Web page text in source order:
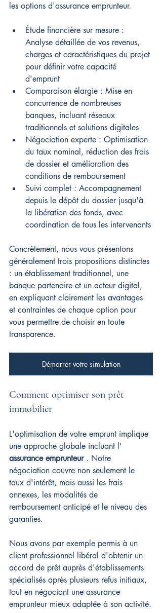
les options d'assurance emprunteur.
Étude financière sur mesure :
Analyse détaillée de vos revenus,
charges et caractéristiques du projet
pour définir votre capacité
d'emprunt
Comparaison élargie : Mise en
concurrence de nombreuses
banques, incluant réseaux
traditionnels et solutions digitales
Négociation experte : Optimisation
du taux nominal, réduction des frais
de dossier et amélioration des
conditions de remboursement
Suivi complet : Accompagnement
depuis le dépôt du dossier jusqu'à
la libération des fonds, avec
coordination de tous les intervenants
Concrètement, nous vous présentons
généralement trois propositions distinctes
: un établissement traditionnel, une
banque partenaire et un acteur digital,
en expliquant clairement les avantages
et contraintes de chaque option pour
vous permettre de choisir en toute
transparence.
Démarrer votre simulation
Comment optimiser son prêt
immobilier
L'optimisation de votre emprunt implique
une approche globale incluant l'
assurance emprunteur . Notre
négociation couvre non seulement le
taux d'intérêt, mais aussi les frais
annexes, les modalités de
remboursement anticipé et le niveau des
garanties.
Nous avons par exemple permis à un
client professionnel libéral d'obtenir un
accord de prêt auprès d'établissements
spécialisés après plusieurs refus initiaux,
tout en négociant une assurance
emprunteur mieux adaptée à son activité.